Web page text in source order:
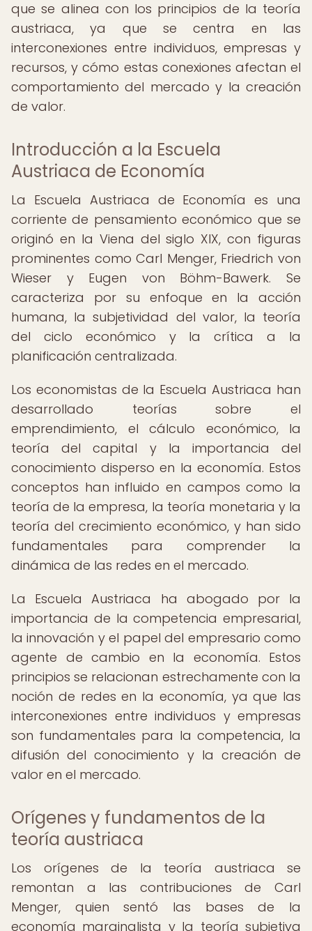
que se alinea con los principios de la teoría
austriaca, ya que se centra en las
interconexiones entre individuos, empresas y
recursos, y cómo estas conexiones afectan el
comportamiento del mercado y la creación
de valor.
Introducción a la Escuela
Austriaca de Economía
La Escuela Austriaca de Economía es una
corriente de pensamiento económico que se
originó en la Viena del siglo XIX, con figuras
prominentes como Carl Menger, Friedrich von
Wieser y Eugen von Böhm-Bawerk. Se
caracteriza por su enfoque en la acción
humana, la subjetividad del valor, la teoría
del ciclo económico y la crítica a la
planificación centralizada.
Los economistas de la Escuela Austriaca han
desarrollado teorías sobre el
emprendimiento, el cálculo económico, la
teoría del capital y la importancia del
conocimiento disperso en la economía. Estos
conceptos han influido en campos como la
teoría de la empresa, la teoría monetaria y la
teoría del crecimiento económico, y han sido
fundamentales para comprender la
dinámica de las redes en el mercado.
La Escuela Austriaca ha abogado por la
importancia de la competencia empresarial,
la innovación y el papel del empresario como
agente de cambio en la economía. Estos
principios se relacionan estrechamente con la
noción de redes en la economía, ya que las
interconexiones entre individuos y empresas
son fundamentales para la competencia, la
difusión del conocimiento y la creación de
valor en el mercado.
Orígenes y fundamentos de la
teoría austriaca
Los orígenes de la teoría austriaca se
remontan a las contribuciones de Carl
Menger, quien sentó las bases de la
economía marginalista y la teoría subjetiva